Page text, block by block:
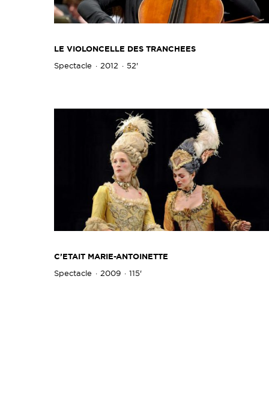
LE VIOLONCELLE DES TRANCHEES
Spectacle 2012 52'
C’ETAIT MARIE-ANTOINETTE
Spectacle 2009 115'